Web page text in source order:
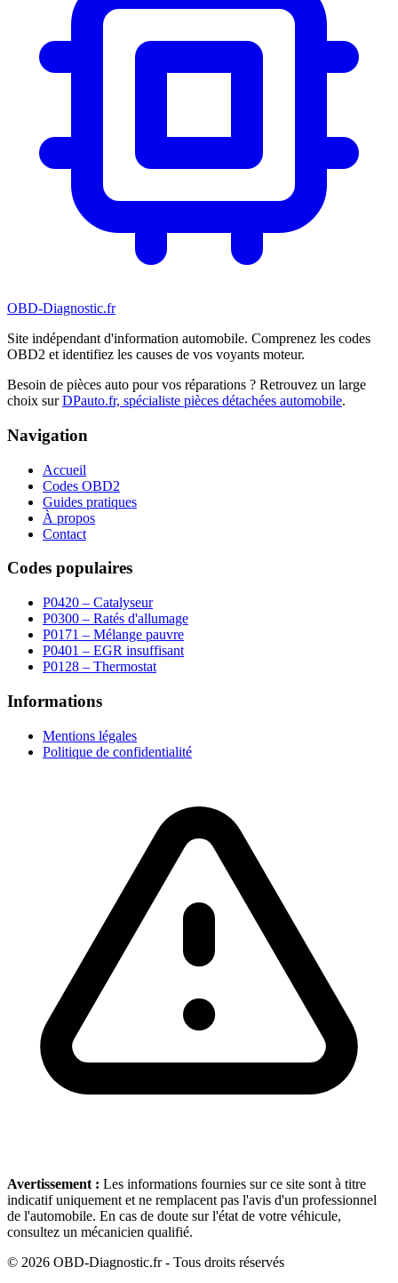
OBD-Diagnostic.fr
Site indépendant d'information automobile. Comprenez les codes
OBD2 et identifiez les causes de vos voyants moteur.
Besoin de pièces auto pour vos réparations ? Retrouvez un large
choix sur DPauto.fr, spécialiste pièces détachées automobile.
Navigation
Accueil
Codes OBD2
Guides pratiques
À propos
Contact
Codes populaires
P0420 – Catalyseur
P0300 – Ratés d'allumage
P0171 – Mélange pauvre
P0401 – EGR insuffisant
P0128 – Thermostat
Informations
Mentions légales
Politique de confidentialité
Avertissement : Les informations fournies sur ce site sont à titre
indicatif uniquement et ne remplacent pas l'avis d'un professionnel
de l'automobile. En cas de doute sur l'état de votre véhicule,
consultez un mécanicien qualifié.
© 2026 OBD-Diagnostic.fr - Tous droits réservés